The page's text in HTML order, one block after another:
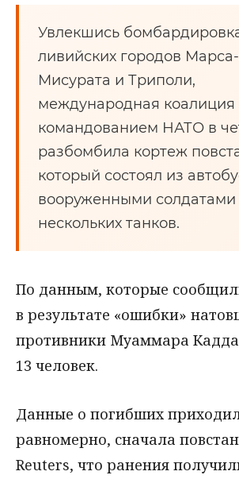
КУЛЬТУРА
НОВОСТИ
Увлекшись
ливийских городов
Мисурата и Триполи,
международная коалиция
командованием НАТО в
разбомбила кортеж
который состоял из
вооруженными солдатами
нескольких танков.
По данным, которые
в результате «ошибки»
противники Муаммара
13 человек.
Данные о погибших
равномерно, сначала
Reuters, что ранения